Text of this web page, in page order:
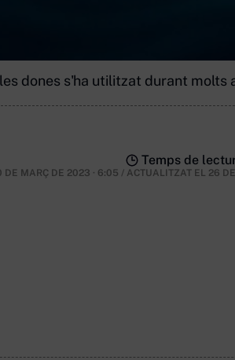
dones s'ha utilitzat durant molts
Temps de
DE MARÇ DE 2023 · 6:05 / ACTUALITZAT EL 26